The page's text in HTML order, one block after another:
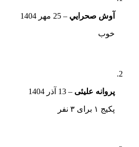
آوش صحرايي – 25 مهر 1404
خوب
پروانه علیئی – 13 آذر 1404
پکیج ۱ برای ۳ نفر